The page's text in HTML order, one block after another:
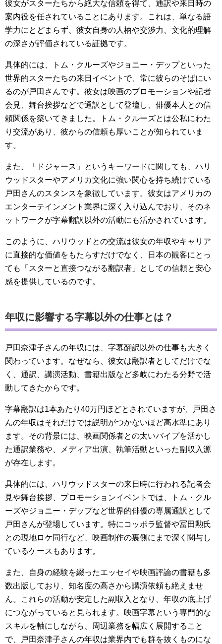
彼女がスターたちから絶大な信頼を得て、通訳や来日時の
案内役を任されていることにあります。これは、単なる語
学力にとどまらず、彼女自身の人柄や交渉力、文化的理解
の深さが評価されている証拠です。
具体的には、トム・クルーズやジョニー・デップといった
世界的スターたちの来日イベントで、常に彼らのそばにい
るのが戸田さんです。彼女は映画のプロモーションや記者
会見、舞台挨拶などで通訳として登壇し、俳優本人との信
頼関係を築いてきました。トム・クルーズとは公私にわた
り交流があり、彼からの信頼も厚いことが知られていま
す。
また、「ドジャース」というキーワードに関しても、ハリ
ウッドスターやアメリカ文化に強い関心を持ち続けている
戸田さんのスタンスを象徴しています。彼女はアメリカの
エンターテインメント業界に深く入り込んでおり、そのネ
ットワークが字幕翻訳以外の活動にも活かされています。
このように、ハリウッドとの交流は彼女の年収やキャリア
に直接的な価値をもたらすだけでなく、日本の観客にとっ
ても「スターと直接つながる翻訳者」としての信頼と安心
感を提供しているのです。
年収に影響する字幕以外の仕事とは？
戸田奈津子さんの年収には、字幕翻訳以外の仕事も大きく
関わっています。なぜなら、彼女は翻訳者としてだけでな
く、通訳、講演活動、書籍出版など多岐にわたる分野で活
動してきたからです。
字幕翻訳は1本あたり40万円ほどとされていますが、戸田さ
んの年収はそれだけでは説明がつかないほど高水準にあり
ます。その背景には、映画関係者との太いパイプを活かし
た通訳業務や、メディア出演、執筆活動といった副収入源
が存在します。
具体的には、ハリウッドスターの来日時に行われる記者会
見や舞台挨拶、プロモーションイベントでは、トム・クル
ーズやジョニー・デップなど世界的俳優の専属通訳として
戸田さんが登場しています。特にコッポラ監督や冨田勲氏
との現地ロケ同行など、映画制作の裏側にまで深く関与し
ているケースもあります。
また、自身の経験を綴ったエッセイや映画評論の書籍も多
数出版しており、知名度の高さから講演依頼も絶えませ
ん。これらの活動が安定した副収入となり、年収の底上げ
につながっていると見られます。映画字幕という専門的な
スキルを軸にしながら、周辺業務を幅広く展開すること
で、戸田奈津子さんの年収は業界内でも群を抜くものにな